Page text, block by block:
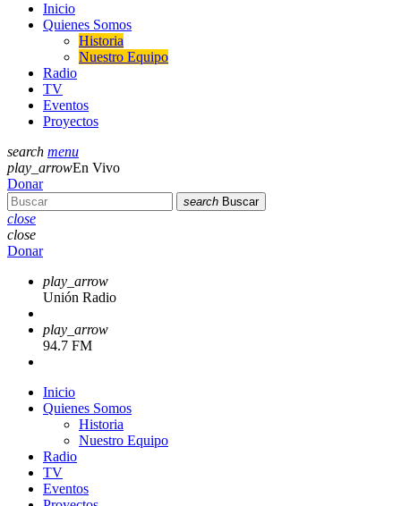
Inicio
Quienes Somos
Historia
Nuestro Equipo
Radio
TV
Eventos
Proyectos
search menu
play_arrowEn Vivo
Donar
search Buscar
close
close
Donar
play_arrow
Unión Radio
play_arrow
94.7 FM
Inicio
Quienes Somos
Historia
Nuestro Equipo
Radio
TV
Eventos